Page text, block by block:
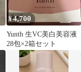
¥4,700
Yunth 生VC美白美容液
28包×2箱セット